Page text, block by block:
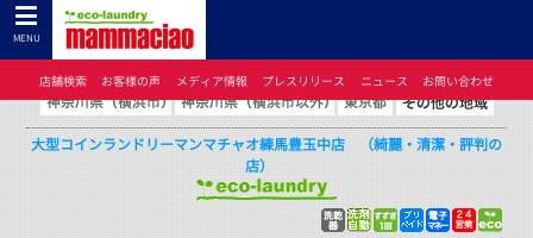
MENU
店舗検索 お客様の声 メディア情報 プレスリリース ニュース お問い合わせ
コインランドリーのマンマチャオTOP
>東京都
> 大型コインランドリーマンマチャオ練馬豊玉中店 （綺麗・清潔・評判の
店）
大型コインランドリーマンマチャオ練馬豊玉中店 （綺麗・清潔・評判の
店）